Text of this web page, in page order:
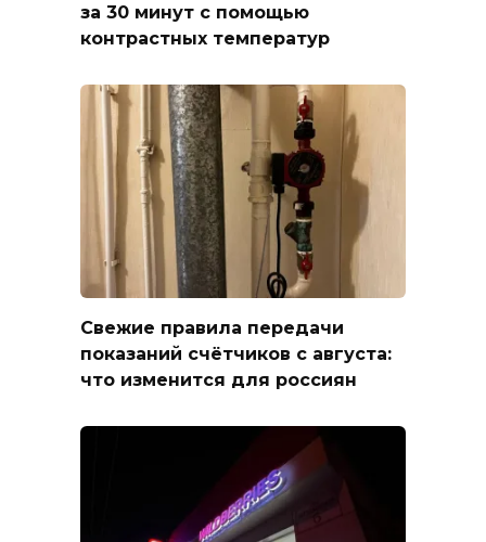
за 30 минут с помощью
контрастных температур
Свежие правила передачи
показаний счётчиков с августа:
что изменится для россиян